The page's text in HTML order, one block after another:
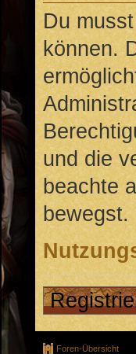
Du
können.
und die
beachte
bewegst.
Foren-Übersicht